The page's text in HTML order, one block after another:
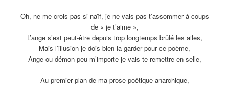
Oh, ne me crois pas si naïf, je ne vais pas t’assommer à coups
de « je t’aime »,
L’ange s’est peut-être depuis trop longtemps brûlé les ailes,
Mais l’illusion je dois bien la garder pour ce poème,
Ange ou démon peu m’importe je vais te remettre en selle,
Au premier plan de ma prose poétique anarchique,